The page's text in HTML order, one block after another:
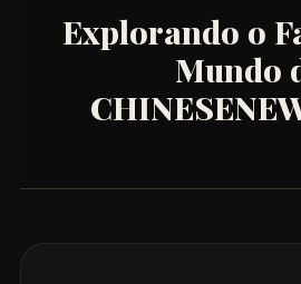
Explorando o
Mundo